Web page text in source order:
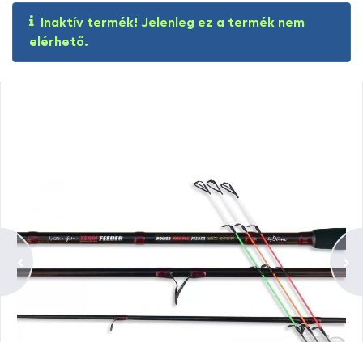
Inaktív termék! Jelenleg ez a termék nem
elérhető.